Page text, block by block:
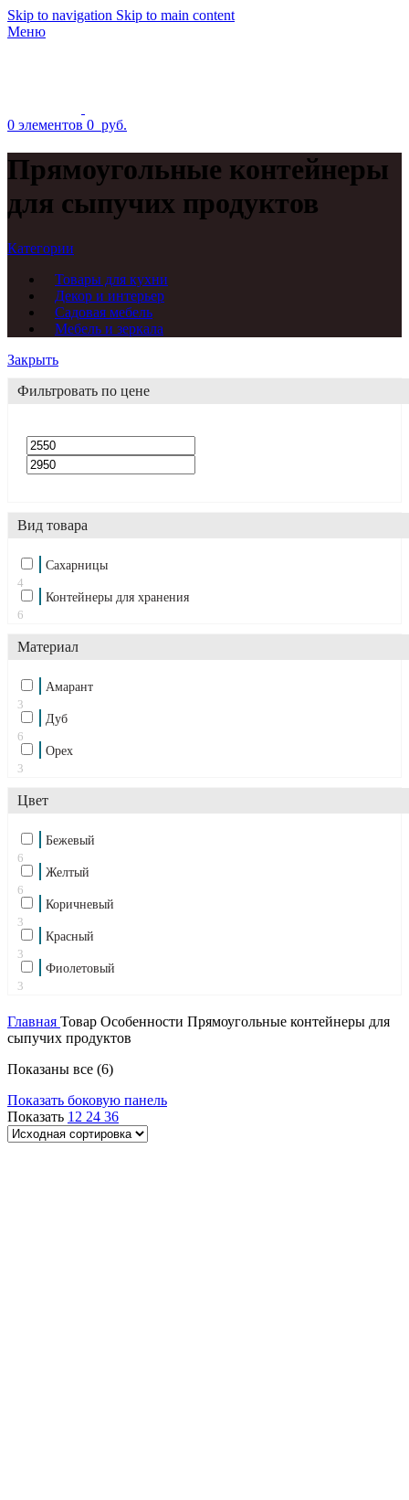
Skip to navigation Skip to main content
Меню
0 элементов 0 руб.
Прямоугольные контейнеры
для сыпучих продуктов
Категории
Товары для кухни
Декор и интерьер
Садовая мебель
Мебель и зеркала
Закрыть
Фильтровать по цене
Вид товара
Cахарницы
4
Контейнеры для хранения
6
Материал
Амарант
3
Дуб
6
Орех
3
Цвет
Бежевый
6
Желтый
6
Коричневый
3
Красный
3
Фиолетовый
3
Главная Товар Особенности Прямоугольные контейнеры для
сыпучих продуктов
Показаны все (6)
Показать боковую панель
Показать 12 24 36